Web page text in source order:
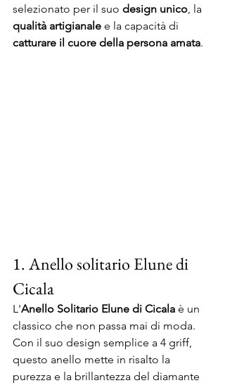
selezionato per il suo design unico, la
qualità artigianale e la capacità di
catturare il cuore della persona amata.
1. Anello solitario Elune di
Cicala
L'Anello Solitario Elune di Cicala è un
classico che non passa mai di moda.
Con il suo design semplice a 4 griff,
questo anello mette in risalto la
purezza e la brillantezza del diamante